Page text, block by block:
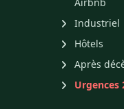
Industriel
Hôtels
Après
Urgences